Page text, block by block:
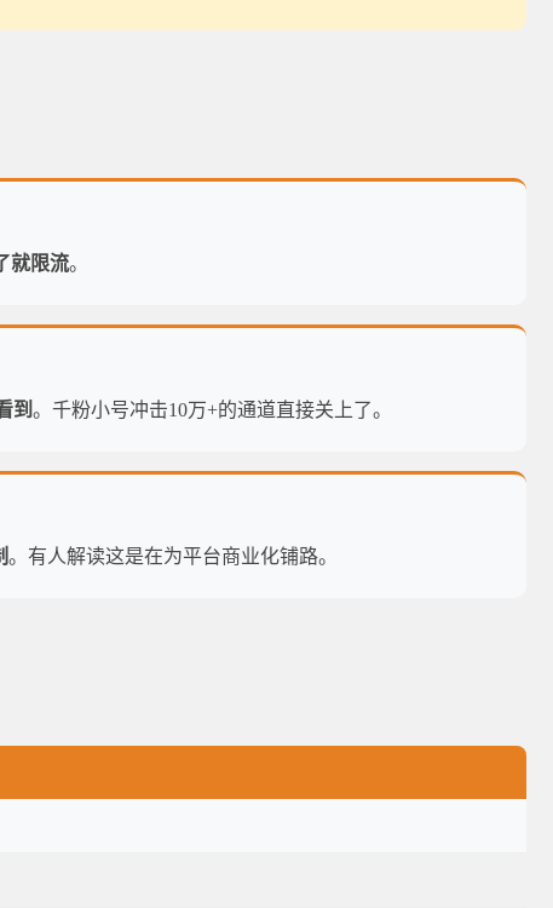
就限流。
到 。千粉小号冲击10万+的通道直接关上了。
。有人解读这是在为平台商业化铺路。